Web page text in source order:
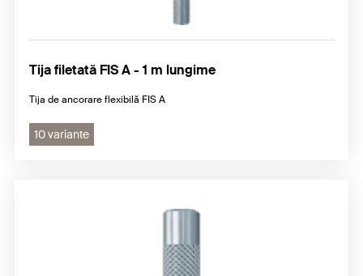
Tija filetată FIS A - 1 m lungime
Tija de ancorare flexibilă FIS A
10 variante